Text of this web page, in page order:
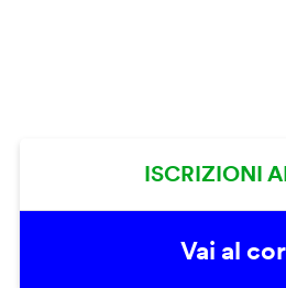
ISCRIZIONI
Vai al